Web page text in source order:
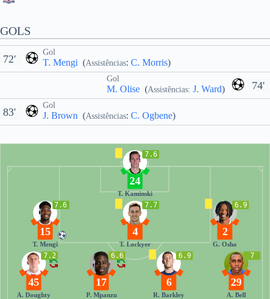
GOLS
Gol
T. Mengi (Assistências: C. Morris)
72'
74'
Gol
M. Olise (Assistências: J. Ward)
Gol
J. Brown (Assistências: C. Ogbene)
83'
7.6
24
T. Kaminski
6.9
2
G. Osho
7.7
4
T. Lockyer
7.6
15
T. Mengi
7
29
A. Bell
6.9
6
R. Barkley
6.6
17
P. Mpanzu
7.2
45
A. Doughty